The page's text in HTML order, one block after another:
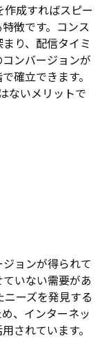
作成すればスピー
徴です。コンス
り、配信タイミ
ンバージョンが
確立できます。
ないメリットで
ョンが得られて
いない需要があ
ニーズを発見する
、インターネッ
されています。